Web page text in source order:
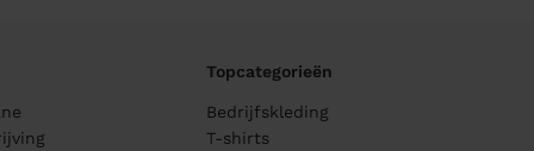
Topcategorieën
Bedrijfskleding
T-shirts